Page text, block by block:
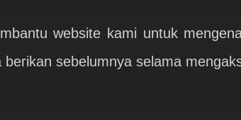
website kami untuk
sebelumnya selama